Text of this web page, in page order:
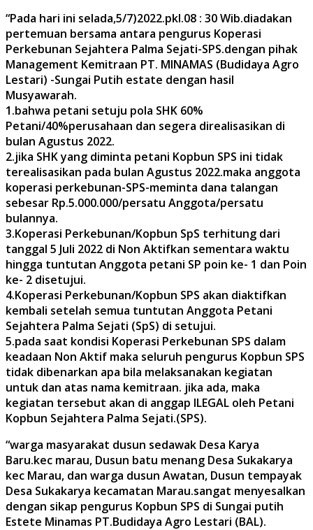
“Pada hari ini selada,5/7)2022.pkl.08 : 30 Wib.diadakan
pertemuan bersama antara pengurus Koperasi
Perkebunan Sejahtera Palma Sejati-SPS.dengan pihak
Management Kemitraan PT. MINAMAS (Budidaya Agro
Lestari) -Sungai Putih estate dengan hasil
Musyawarah.
1.bahwa petani setuju pola SHK 60%
Petani/40%perusahaan dan segera direalisasikan di
bulan Agustus 2022.
2.jika SHK yang diminta petani Kopbun SPS ini tidak
terealisasikan pada bulan Agustus 2022.maka anggota
koperasi perkebunan-SPS-meminta dana talangan
sebesar Rp.5.000.000/persatu Anggota/persatu
bulannya.
3.Koperasi Perkebunan/Kopbun SpS terhitung dari
tanggal 5 Juli 2022 di Non Aktifkan sementara waktu
hingga tuntutan Anggota petani SP poin ke- 1 dan Poin
ke- 2 disetujui.
4.Koperasi Perkebunan/Kopbun SPS akan diaktifkan
kembali setelah semua tuntutan Anggota Petani
Sejahtera Palma Sejati (SpS) di setujui.
5.pada saat kondisi Koperasi Perkebunan SPS dalam
keadaan Non Aktif maka seluruh pengurus Kopbun SPS
tidak dibenarkan apa bila melaksanakan kegiatan
untuk dan atas nama kemitraan. jika ada, maka
kegiatan tersebut akan di anggap ILEGAL oleh Petani
Kopbun Sejahtera Palma Sejati.(SPS).
“warga masyarakat dusun sedawak Desa Karya
Baru.kec marau, Dusun batu menang Desa Sukakarya
kec Marau, dan warga dusun Awatan, Dusun tempayak
Desa Sukakarya kecamatan Marau.sangat menyesalkan
dengan sikap pengurus Kopbun SPS di Sungai putih
Estete Minamas PT.Budidaya Agro Lestari (BAL).